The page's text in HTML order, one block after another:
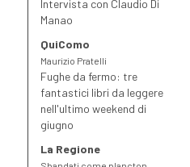
Intervista con Claudio Di
Manao
QuiComo
Maurizio Pratelli
Fughe da fermo: tre
fantastici libri da leggere
nell'ultimo weekend di
giugno
La Regione